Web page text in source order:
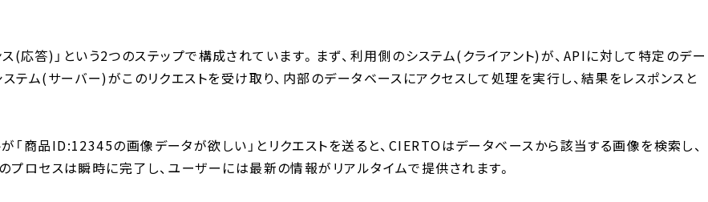
(応答)」という2つのステップで構成されています。まず、利用側のシステム(クライアント)が、APIに対して特定のデー
テム(サーバー)がこのリクエストを受け取り、内部のデータベースにアクセスして処理を実行し、結果をレスポンスと
「商品ID:12345の画像データが欲しい」とリクエストを送ると、CIERTOはデータベースから該当する画像を検索し、
ロセスは瞬時に完了し、ユーザーには最新の情報がリアルタイムで提供されます。